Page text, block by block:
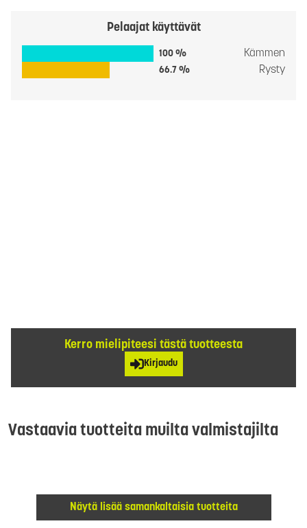
Pelaajat käyttävät
100 % Kämmen
66.7 % Rysty
Kerro mielipiteesi tästä tuotteesta
Kirjaudu
Vastaavia tuotteita muilta valmistajilta
Näytä lisää samankaltaisia tuotteita